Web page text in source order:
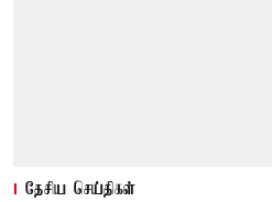
தேசிய செய்திகள்